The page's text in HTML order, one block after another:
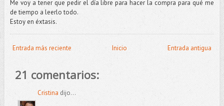
Me voy a tener que pedir el día libre para hacer la compra para qué me
de tiempo a leerlo todo.
Estoy en éxtasis.
Entrada más reciente Entrada antigua
Inicio
21 comentarios:
Cristina dijo...